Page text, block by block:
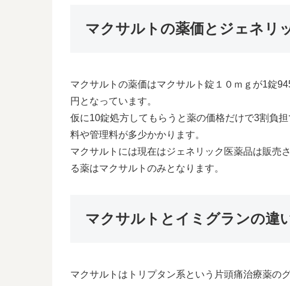
マクサルトの薬価とジェネリ
マクサルトの薬価はマクサルト錠１０ｍｇが1錠
円となっています。
仮に10錠処方してもらうと薬の価格だけで3割負
料や管理料が多少かかります。
マクサルトには現在はジェネリック医薬品は販売
る薬はマクサルトのみとなります。
マクサルトとイミグランの違
マクサルトはトリプタン系という片頭痛治療薬の